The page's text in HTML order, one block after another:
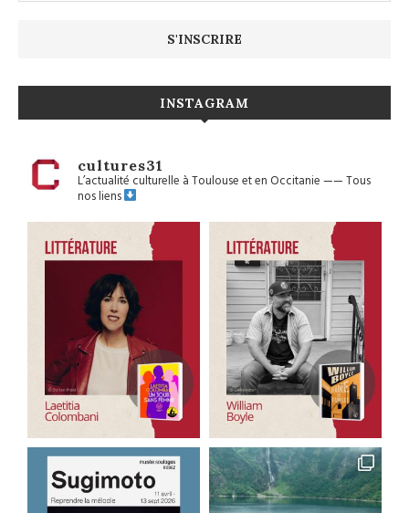
INSTAGRAM
cultures31
L’actualité culturelle à Toulouse et en Occitanie——Tous
nos liens